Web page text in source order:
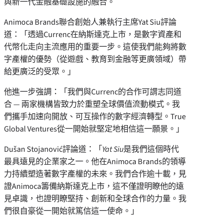
Animoca Brands聯合創始人兼執行主席Yat Siu評論
道：「透過Currenc在納斯達克上市，是數字資產和
代幣化走向主流應用的重要一步。這使我們能夠將數
字產權的優勢（從遊戲、教育到金融等更廣領域）帶
給更廣泛的受眾。」
他進一步強調：「我們與Currenc的合作可謂志同道
合 — 兩家機構皆致力於重塑全球價值流動模式。我
們攜手加速向開放、可互操作的數字經濟轉型。True
Global Ventures從一開始就堅定地相信這一願景。」
Dušan Stojanović評論道：「Yat Siu是我們這個時代
最具遠見的企業家之一。他在Animoca Brands的領導
力持續塑造著數字產權的未來。我們合作逾十載，見
證Animoca籌備納斯達克上市，這不僅證明瞭他的遠
見卓識，也證明瞭堅持、創新和全球合作的力量。我
們很自豪從一開始就篤信這一使命。」